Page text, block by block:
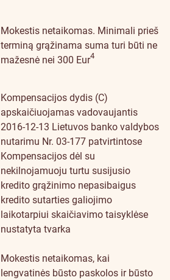
Mokestis netaikomas. Minimali prieš
terminą grąžinama suma turi būti ne
mažesnė nei 300 Eur4
Kompensacijos dydis (C)
apskaičiuojamas vadovaujantis
2016-12-13 Lietuvos banko valdybos
nutarimu Nr. 03-177 patvirtintose
Kompensacijos dėl su
nekilnojamuoju turtu susijusio
kredito grąžinimo nepasibaigus
kredito sutarties galiojimo
laikotarpiui skaičiavimo taisyklėse
nustatyta tvarka
Mokestis netaikomas, kai
lengvatinės būsto paskolos ir būsto